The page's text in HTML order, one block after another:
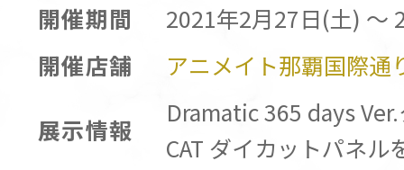
開催期間
2021年2月27日(土) ～
開催店舗
アニメイト那覇国際通
展示情報
Dramatic 365 days
CAT ダイカットパネル